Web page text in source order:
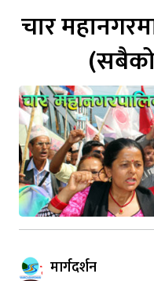
चार
मार्गदर्शन